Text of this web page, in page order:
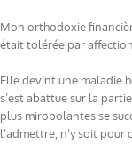
Mon orthodoxie
était tolérée par affection.
Elle devint une maladie
s’est abattue sur la
plus mirobolantes se
l’admettre, n’y soit pour